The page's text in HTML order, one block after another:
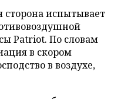
сторона испытывает
Patriot. По словам
в скором
в воздухе,